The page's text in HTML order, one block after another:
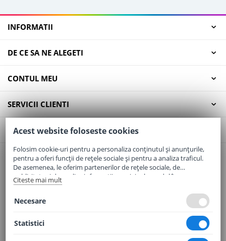
INFORMATII
DE CE SA NE ALEGETI
CONTUL MEU
SERVICII CLIENTI
CONTACT
Email:office@elaptepraf.ro
Telefon:0745-964-449
Adresa:Sos. Borsului, Nr. 20, Oradea, Jud. Bihor
Acest website foloseste cookies
Folosim cookie-uri pentru a personaliza conținutul și anunțurile,
pentru a oferi funcții de rețele sociale și pentru a analiza traficul.
De asemenea, le oferim partenerilor de rețele sociale, de
publicitate și de analize informații cu privire la modul în care
folosiți site-ul nostru. Aceștia le pot combina cu alte informații
Citeste mai mult
Necesare
Statistici